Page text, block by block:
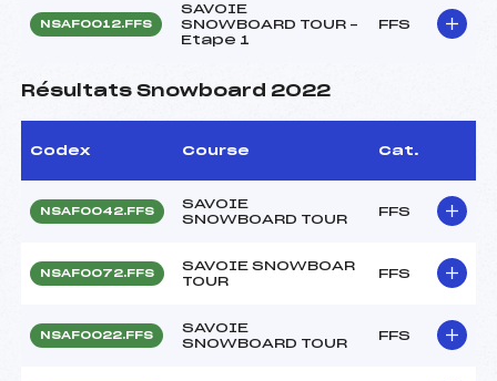
NSAF0012.FFS
SAVOIE
SNOWBOARD TOUR –
Etape 1
FFS
Résultats Snowboard 2022
Codex Course Cat.
NSAF0042.FFS
SAVOIE
SNOWBOARD TOUR
FFS
NSAF0072.FFS
SAVOIE SNOWBOAR
TOUR
FFS
NSAF0022.FFS
SAVOIE
SNOWBOARD TOUR
FFS